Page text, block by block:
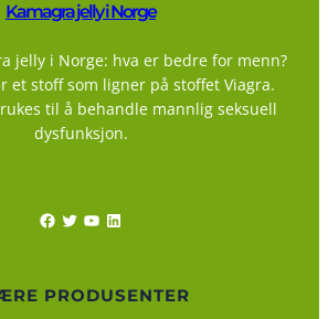
Kamagra jelly i Norge
jelly i Norge: hva er bedre for menn?
et stoff som ligner på stoffet Viagra.
til å behandle mannlig seksuell
dysfunksjon.
Facebook Twitter YouTube LinkedIn
PRODUSENTER